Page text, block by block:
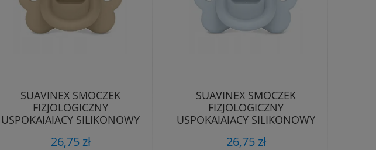
SUAVINEX SMOCZEK
FIZJOLOGICZNY
USPOKAJAJĄCY SILIKONOWY
26,75 zł
SUAVINEX SMOCZEK
FIZJOLOGICZNY
USPOKAJAJĄCY SILIKONOWY
26,75 zł